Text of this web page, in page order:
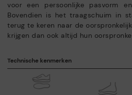
voor een persoonlijke pasvorm
Bovendien is het traagschuim in
terug te keren naar de
krijgen dan ook altijd hun
Technische kenmerken